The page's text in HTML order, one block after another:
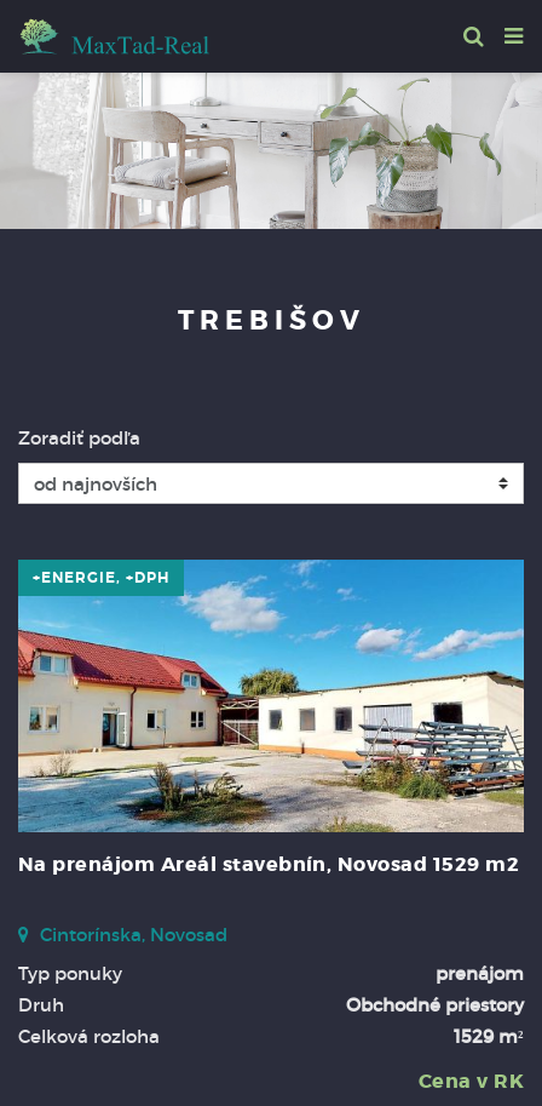
TREBIŠOV
Zoradiť podľa
+ENERGIE, +DPH
Na prenájom Areál stavebnín, Novosad 1529 m2
Cintorínska, Novosad
Typ ponuky
prenájom
Druh
Obchodné priestory
Celková rozloha
1529 m²
Cena v RK